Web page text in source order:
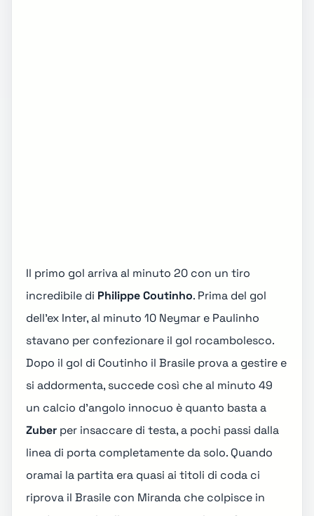
Il primo gol arriva al minuto 20 con un tiro
incredibile di Philippe Coutinho. Prima del gol
dell'ex Inter, al minuto 10 Neymar e Paulinho
stavano per confezionare il gol rocambolesco.
Dopo il gol di Coutinho il Brasile prova a gestire e
si addormenta, succede così che al minuto 49
un calcio d'angolo innocuo è quanto basta a
Zuber per insaccare di testa, a pochi passi dalla
linea di porta completamente da solo. Quando
oramai la partita era quasi ai titoli di coda ci
riprova il Brasile con Miranda che colpisce in